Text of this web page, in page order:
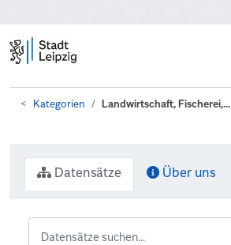
Kategorien Landwirtschaft, Fischerei,...
Datensätze Über uns